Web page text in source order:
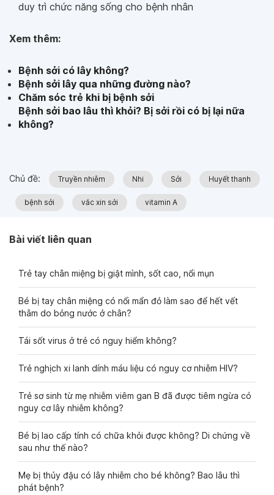
duy trì chức năng sống cho bệnh nhân
Xem thêm:
Bệnh sởi có lây không?
Bệnh sởi lây qua những đường nào?
Chăm sóc trẻ khi bị bệnh sởi
Bệnh sởi bao lâu thì khỏi? Bị sởi rồi có bị lại nữa
không?
Chủ đề: Truyền nhiễm Nhi Sởi Huyết thanh
bệnh sởi vắc xin sởi vitamin A
Bài viết liên quan
Trẻ tay chân miệng bị giật mình, sốt cao, nổi mụn
Bé bị tay chân miệng có nổi mẩn đỏ làm sao để hết vết
thâm do bỏng nước ở chân?
Tái sốt virus ở trẻ có nguy hiểm không?
Trẻ nghịch xi lanh dính máu liệu có nguy cơ nhiễm HIV?
Trẻ sơ sinh từ mẹ nhiễm viêm gan B đã được tiêm ngừa có
nguy cơ lây nhiễm không?
Bé bị lao cấp tính có chữa khỏi được không? Di chứng về
sau như thế nào?
Mẹ bị thủy đậu có lây nhiễm cho bé không? Bao lâu thì
phát bệnh?